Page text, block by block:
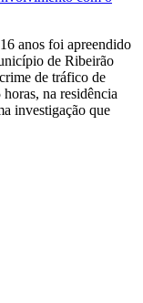
anos foi apreendido
de Ribeirão
de tráfico de
na residência
investigação que